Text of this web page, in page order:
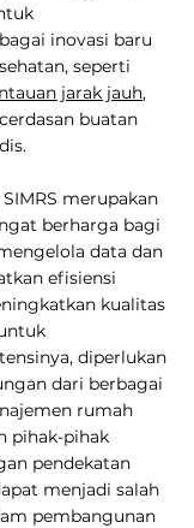
inovasi baru
seperti
jarak jauh,
buatan
merupakan
berharga bagi
data dan
efisiensi
kualitas
diperlukan
dari berbagai
rumah
pihak-pihak
pendekatan
menjadi salah
pembangunan